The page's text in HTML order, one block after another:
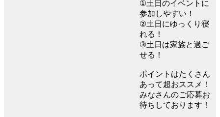
①土日のイベントに
参加しやすい！
②土日にゆっくり寝
れる！
③土日は家族と過ご
せる！
ポイントはたくさん
あって超おススメ！
みなさんのご応募お
待ちしております！